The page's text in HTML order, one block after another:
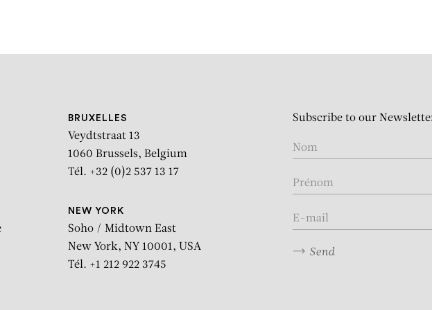
BRUXELLES
Veydtstraat 13
1060 Brussels, Belgium
Tél. +32 (0)2 537 13 17
NEW YORK
Soho / Midtown East
New York, NY 10001, USA
Tél. +1 212 922 3745
Subscribe to our
Send